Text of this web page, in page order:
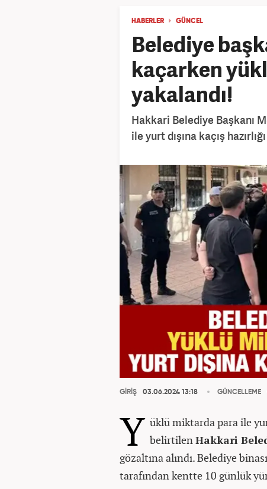
HABERLER GÜNCEL
Belediye
kaçarken
yakalandı!
Hakkari Belediye Başkanı
ile yurt dışına kaçış
GİRİŞ 03.06.2024 13:18 GÜNCELLEME
Y üklü miktarda para ile
belirtilenHakkari
gözaltına alındı. Belediye
tarafından kentte 10 günlük